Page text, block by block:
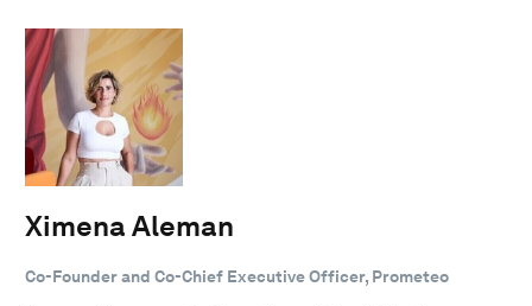
Ximena Aleman
Co-Founder and Co-Chief Executive Officer, Prometeo